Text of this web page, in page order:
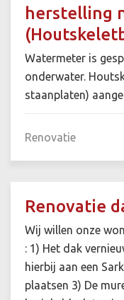
herstelling
Watermeter is
onderwater.
staanplaten)
Renovatie
Renovatie
Wij willen onze
: 1) Het dak
hierbij aan een
plaatsen 3) De